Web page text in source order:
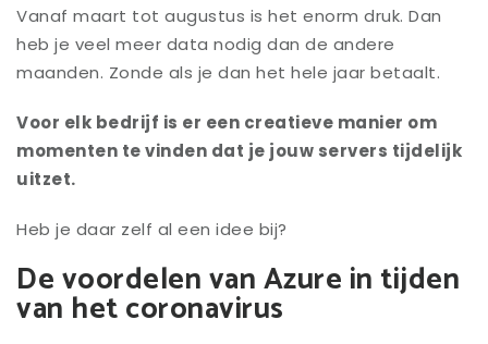
Vanaf maart tot augustus is het enorm druk. Dan
heb je veel meer data nodig dan de andere
maanden. Zonde als je dan het hele jaar betaalt.
Voor elk bedrijf is er een creatieve manier om
momenten te vinden dat je jouw servers tijdelijk
uitzet.
Heb je daar zelf al een idee bij?
De voordelen van Azure in tijden
van het coronavirus